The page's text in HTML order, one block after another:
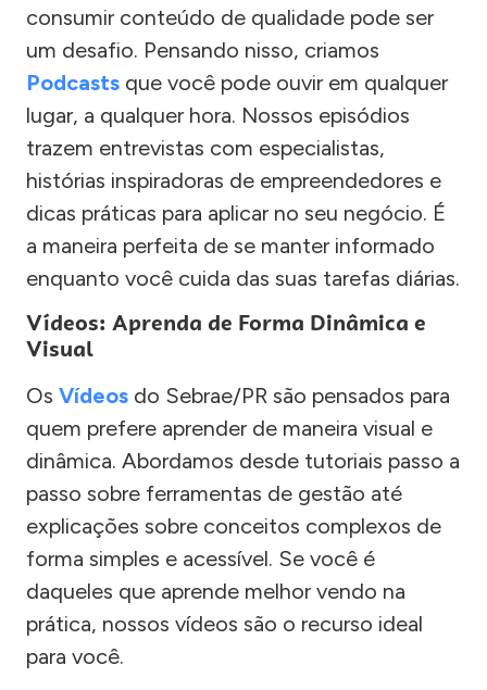
consumir conteúdo de qualidade pode ser
um desafio. Pensando nisso, criamos
Podcasts que você pode ouvir em qualquer
lugar, a qualquer hora. Nossos episódios
trazem entrevistas com especialistas,
histórias inspiradoras de empreendedores e
dicas práticas para aplicar no seu negócio. É
a maneira perfeita de se manter informado
enquanto você cuida das suas tarefas diárias.
Vídeos: Aprenda de Forma Dinâmica e
Visual
Os Vídeos do Sebrae/PR são pensados para
quem prefere aprender de maneira visual e
dinâmica. Abordamos desde tutoriais passo a
passo sobre ferramentas de gestão até
explicações sobre conceitos complexos de
forma simples e acessível. Se você é
daqueles que aprende melhor vendo na
prática, nossos vídeos são o recurso ideal
para você.